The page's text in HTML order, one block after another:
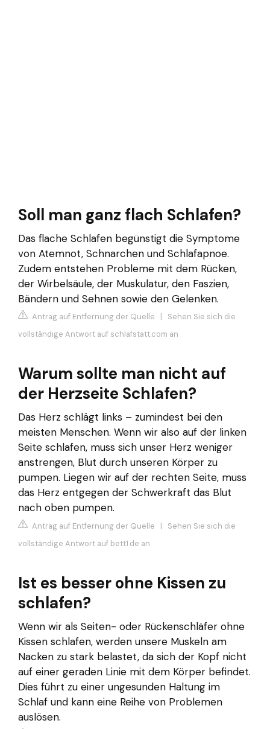
Soll man ganz flach Schlafen?
Das flache Schlafen begünstigt die Symptome
von Atemnot, Schnarchen und Schlafapnoe.
Zudem entstehen Probleme mit dem Rücken,
der Wirbelsäule, der Muskulatur, den Faszien,
Bändern und Sehnen sowie den Gelenken.
Antrag auf Entfernung der Quelle | Sehen Sie sich die
vollständige Antwort auf schlafstatt.com an
Warum sollte man nicht auf
der Herzseite Schlafen?
Das Herz schlägt links – zumindest bei den
meisten Menschen. Wenn wir also auf der linken
Seite schlafen, muss sich unser Herz weniger
anstrengen, Blut durch unseren Körper zu
pumpen. Liegen wir auf der rechten Seite, muss
das Herz entgegen der Schwerkraft das Blut
nach oben pumpen.
Antrag auf Entfernung der Quelle | Sehen Sie sich die
vollständige Antwort auf bett1.de an
Ist es besser ohne Kissen zu
schlafen?
Wenn wir als Seiten- oder Rückenschläfer ohne
Kissen schlafen, werden unsere Muskeln am
Nacken zu stark belastet, da sich der Kopf nicht
auf einer geraden Linie mit dem Körper befindet.
Dies führt zu einer ungesunden Haltung im
Schlaf und kann eine Reihe von Problemen
auslösen.